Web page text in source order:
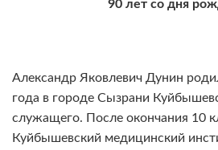
90 лет со дня
Александр Яковлевич Дунин
года в городе Сызрани
служащего. После окончания 10
Куйбышевский медицинский